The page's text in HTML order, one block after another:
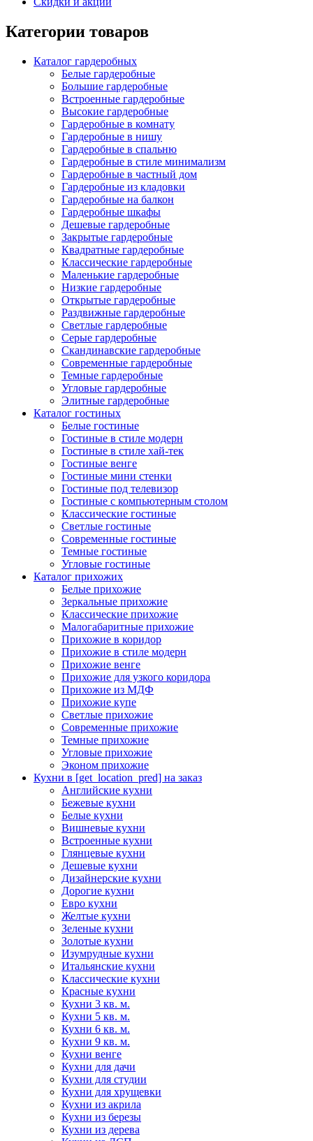
Категории товаров
Каталог гардеробных
Белые гардеробные
Большие гардеробные
Встроенные гардеробные
Высокие гардеробные
Гардеробные в комнату
Гардеробные в нишу
Гардеробные в спальню
Гардеробные в стиле минимализм
Гардеробные в частный дом
Гардеробные из кладовки
Гардеробные на балкон
Гардеробные шкафы
Дешевые гардеробные
Закрытые гардеробные
Квадратные гардеробные
Классические гардеробные
Маленькие гардеробные
Низкие гардеробные
Открытые гардеробные
Раздвижные гардеробные
Светлые гардеробные
Серые гардеробные
Скандинавские гардеробные
Современные гардеробные
Темные гардеробные
Угловые гардеробные
Элитные гардеробные
Каталог гостиных
Белые гостиные
Гостиные в стиле модерн
Гостиные в стиле хай-тек
Гостиные венге
Гостиные мини стенки
Гостиные под телевизор
Гостиные с компьютерным столом
Классические гостиные
Светлые гостиные
Современные гостиные
Темные гостиные
Угловые гостиные
Каталог прихожих
Белые прихожие
Зеркальные прихожие
Классические прихожие
Малогабаритные прихожие
Прихожие в коридор
Прихожие в стиле модерн
Прихожие венге
Прихожие для узкого коридора
Прихожие из МДФ
Прихожие купе
Светлые прихожие
Современные прихожие
Темные прихожие
Угловые прихожие
Эконом прихожие
Кухни в [get_location_pred] на заказ
Английские кухни
Бежевые кухни
Белые кухни
Вишневые кухни
Встроенные кухни
Глянцевые кухни
Дешевые кухни
Дизайнерские кухни
Дорогие кухни
Евро кухни
Желтые кухни
Зеленые кухни
Золотые кухни
Изумрудные кухни
Итальянские кухни
Классические кухни
Красные кухни
Кухни 3 кв. м.
Кухни 5 кв. м.
Кухни 6 кв. м.
Кухни 9 кв. м.
Кухни венге
Кухни для дачи
Кухни для студии
Кухни для хрущевки
Кухни из акрила
Кухни из березы
Кухни из дерева